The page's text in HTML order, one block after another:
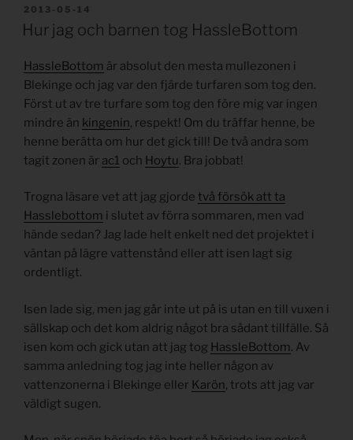
PUBLICERAT
2013-05-14
Hur jag och barnen tog HassleBottom
HassleBottom är absolut den mesta mullezonen i
Blekinge och jag var den fjärde turfaren som tog den.
Först ut av tre turfare som tog den före mig var ingen
mindre än kingenin, respekt! Om du träffar henne, be
henne berätta om hur det gick till! De två andra som
tagit zonen är ac1 och Hoytu. Bra jobbat!
Trogna läsare vet att jag gjorde två försök att ta
Hasslebottom i slutet av förra sommaren, men vad
hände sedan? Jag lade helt enkelt ned det projektet i
väntan på lägre vattenstånd eller att isen lagt sig
ordentligt.
Isen lade sig, men jag går inte ut på is utan en till vuxen i
sällskap och det kom aldrig något bra sådant tillfälle. Så
isen kom och gick utan att jag tog HassleBottom. Av
samma anledning tog jag inte heller någon av
vattenzonerna i Blekinge eller Karön, trots att jag var
väldigt sugen.